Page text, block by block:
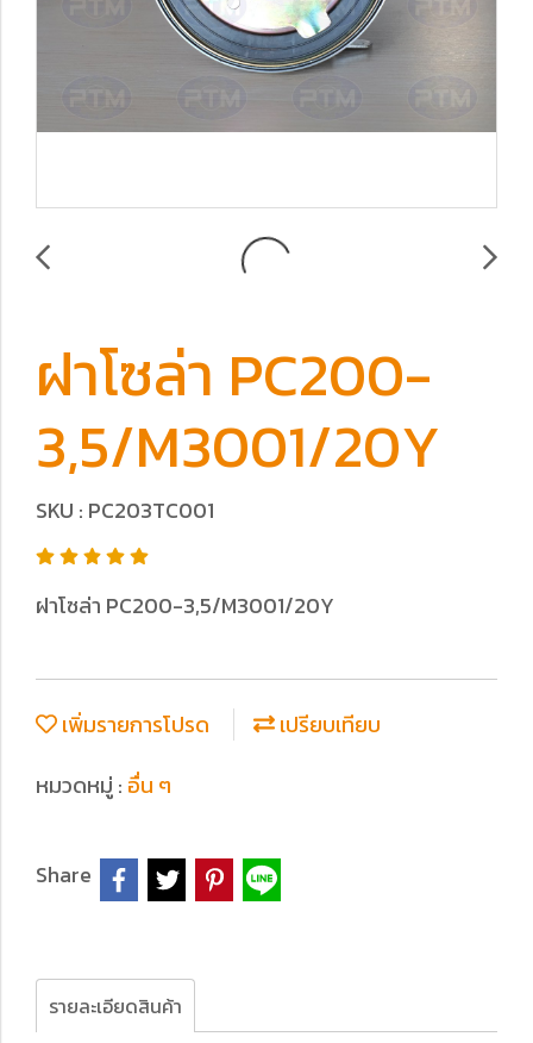
ฝาโซล่า PC200-
3,5/M3001/20Y
SKU : PC203TC001
ฝาโซล่า PC200-3,5/M3001/20Y
เพิ่มรายการโปรด
เปรียบเทียบ
หมวดหมู่ : อื่น ๆ
Share
รายละเอียดสินค้า